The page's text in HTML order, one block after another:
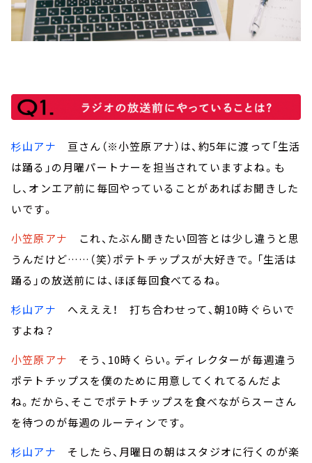
杉山アナ 亘さん（※小笠原アナ）は、約5年に渡って「生活
は踊る」の月曜パートナーを担当されていますよね。も
し、オンエア前に毎回やっていることがあればお聞きした
いです。
小笠原アナ これ、たぶん聞きたい回答とは少し違うと思
うんだけど……（笑）ポテトチップスが大好きで。「生活は
踊る」の放送前には、ほぼ毎回食べてるね。
杉山アナ へえええ！ 打ち合わせって、朝10時ぐらいで
すよね？
小笠原アナ そう、10時くらい。ディレクターが毎週違う
ポテトチップスを僕のために用意してくれてるんだよ
ね。だから、そこでポテトチップスを食べながらスーさん
を待つのが毎週のルーティンです。
杉山アナ そしたら、月曜日の朝はスタジオに行くのが楽